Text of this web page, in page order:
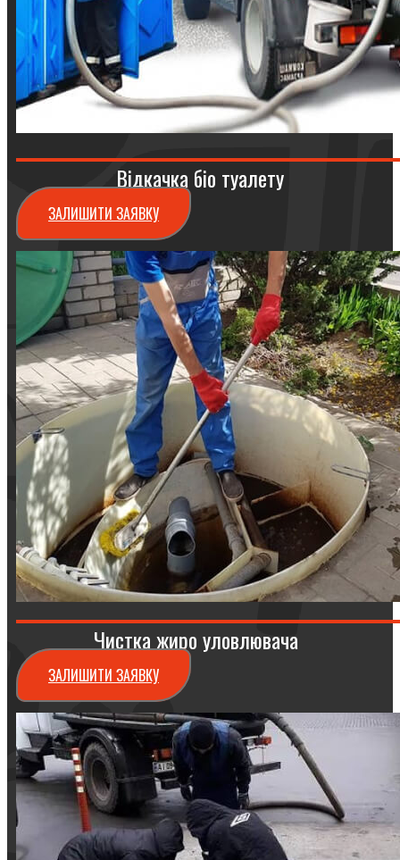
Відкачка біо туалету
ЗАЛИШИТИ ЗАЯВКУ
Чистка жиро уловлювача
ЗАЛИШИТИ ЗАЯВКУ